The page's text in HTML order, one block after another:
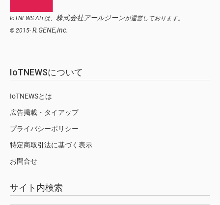
IoTNEWS AI+は、 株式会社アールジーンが運営しております。
© 2015- R.GENE,Inc.
IoTNEWSについて
IoTNEWSとは
広告掲載・タイアップ
プライバシーポリシー
特定商取引法に基づく表示
お問合せ
サイト内検索